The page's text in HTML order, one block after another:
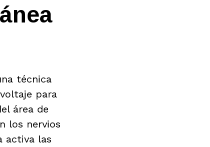
técnica
para
área de
los nervios
activa las